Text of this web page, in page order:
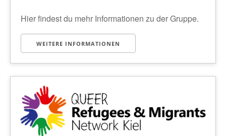
Hier findest du mehr Informationen zu der Gruppe.
WEITERE INFORMATIONEN